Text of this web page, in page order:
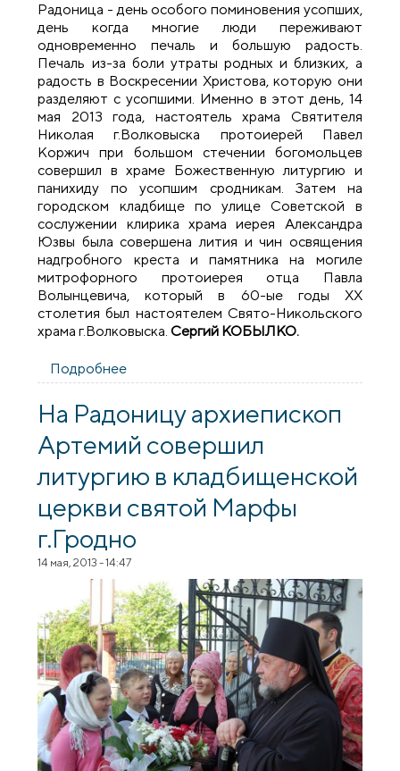
Радоница - день особого поминовения усопших,
день когда многие люди переживают
одновременно печаль и большую радость.
Печаль из-за боли утраты родных и близких, а
радость в Воскресении Христова, которую они
разделяют с усопшими. Именно в этот день, 14
мая 2013 года, настоятель храма Святителя
Николая г.Волковыска протоиерей Павел
Коржич при большом стечении богомольцев
совершил в храме Божественную литургию и
панихиду по усопшим сродникам. Затем на
городском кладбище по улице Советской в
сослужении клирика храма иерея Александра
Юзвы была совершена лития и чин освящения
надгробного креста и памятника на могиле
митрофорного протоиерея отца Павла
Волынцевича, который в 60-ые годы XX
столетия был настоятелем Свято-Никольского
храма г.Волковыска.Сергий КОБЫЛКО.
Подробнее
памятника на могиле отца Павла
На Радоницу архиепископ
Артемий совершил
литургию в кладбищенской
церкви святой Марфы
г.Гродно
14 мая, 2013 - 14:47